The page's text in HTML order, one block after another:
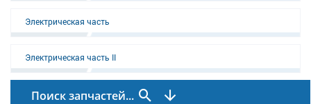
Электрическая часть
Электрическая часть II
Поиск запчастей...